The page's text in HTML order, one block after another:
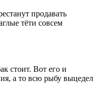
продавать
тёти совсем
стоит. Вот его и
а то всю рыбу выцедел